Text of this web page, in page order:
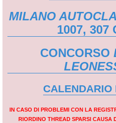
MILANO
1007, 307
CONCORSO
CALENDARIO
IN CASO DI PROBLEMI CON LA
RIORDINO THREAD SPARSI CAUSA